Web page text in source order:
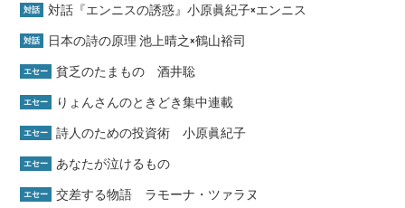
対話 対話『エンニスの誘惑』小原眞紀子×エンニス
対話 日本の詩の原理 池上晴之×鶴山裕司
エセー 貧乏のたまもの 酒井聡
エセー りょんさんのときどき集中連載
エセー 詩人のための投資術 小原眞紀子
エセー あなたが泣けるもの
エセー 交差する物語 ラモーナ・ツァラヌ